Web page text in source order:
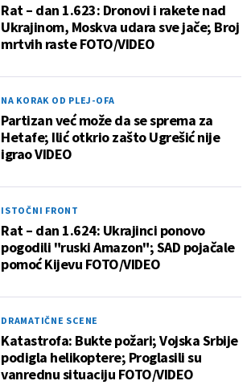
Rat – dan 1.623: Dronovi i rakete nad
Ukrajinom, Moskva udara sve jače; Broj
mrtvih raste FOTO/VIDEO
NA KORAK OD PLEJ-OFA
Partizan već može da se sprema za
Hetafe; Ilić otkrio zašto Ugrešić nije
igrao VIDEO
ISTOČNI FRONT
Rat – dan 1.624: Ukrajinci ponovo
pogodili "ruski Amazon"; SAD pojačale
pomoć Kijevu FOTO/VIDEO
DRAMATIČNE SCENE
Katastrofa: Bukte požari; Vojska Srbije
podigla helikoptere; Proglasili su
vanrednu situaciju FOTO/VIDEO